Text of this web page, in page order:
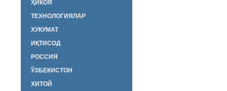
ҲИКОЯ
ТЕХНОЛОГИЯЛАР
ХУКУМАТ
ИҚТИСОД
РОССИЯ
ЎЗБЕКИСТОН
ХИТОЙ